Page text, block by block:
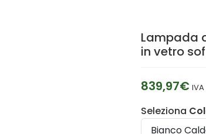
Lampada
in vetro
839,97€
Seleziona